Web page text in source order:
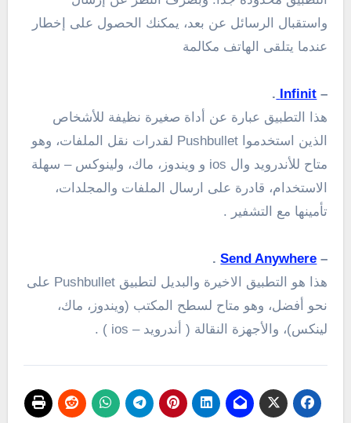
واستقبال الرسائل عن بعد، يمكنك
الحصول على إخطار
عندما يتلقى
الهاتف مكالمة
–
Infinit
.
هذا التطبيق عبارة عن
أداة صغيرة نظيفة للأشخاص
الذين استخدموا Pushbullet لقدرات نقل الملفات، وهو
متاح للأندرويد وال ios و
ويندوز، ماك، ولينوكس – سهلة
الاستخدام، قادرة على ارسال الملفات و المجلدات،
تأمينها مع
التشفير .
–
Send Anywhere
.
هذا هو التطبيق الاخيرة والبديل لتطبيق Pushbullet
على
نحو أفضل، وهو متاح لسطح المكتب (ويندوز، ماك،
لينكس)، والأجهزة النقالة ( أندرويد – ios ) .